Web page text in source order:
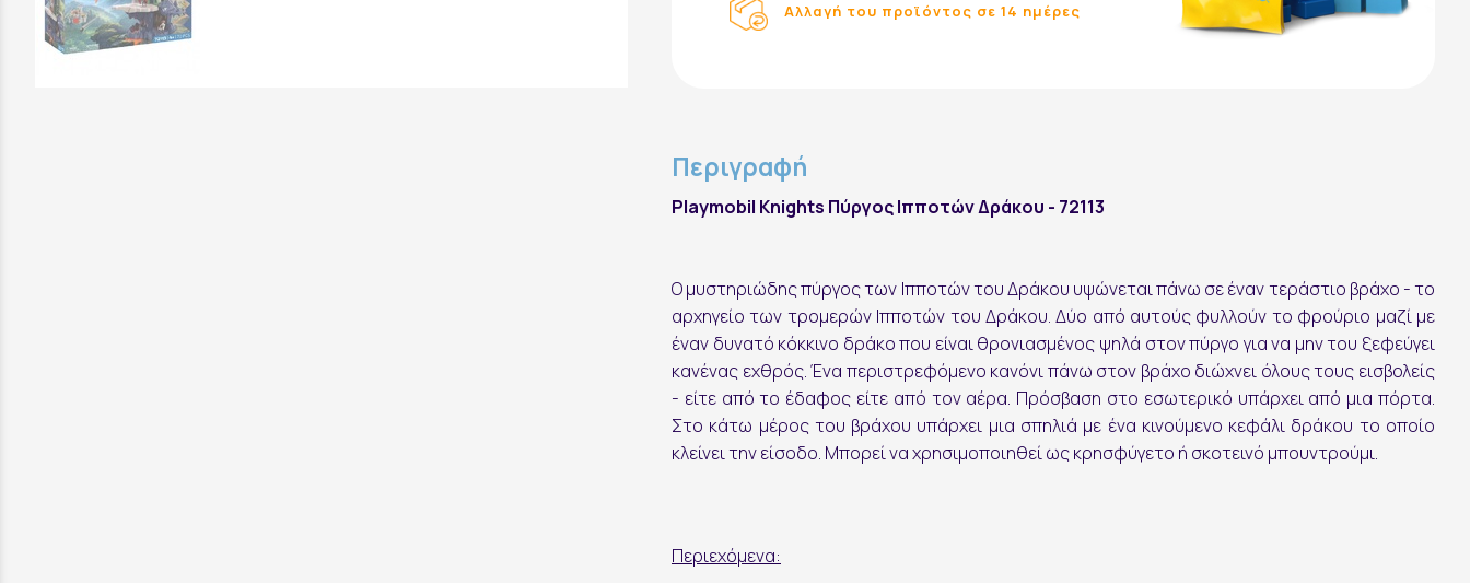
Αλλαγή του προϊόντος σε 14 ημέρες
Περιγραφή
Playmobil Knights Πύργος Ιπποτών Δράκου - 72113
Ο μυστηριώδης πύργος των Ιπποτών του Δράκου υψώνεται πάνω σε έναν τεράστιο βράχο - το
αρχηγείο των τρομερών Ιπποτών του Δράκου. Δύο από αυτούς φυλλούν το φρούριο μαζί με
έναν δυνατό κόκκινο δράκο που είναι θρονιασμένος ψηλά στον πύργο για να μην του ξεφεύγει
κανένας εχθρός. Ένα περιστρεφόμενο κανόνι πάνω στον βράχο διώχνει όλους τους εισβολείς
- είτε από το έδαφος είτε από τον αέρα. Πρόσβαση στο εσωτερικό υπάρχει από μια πόρτα.
Στο κάτω μέρος του βράχου υπάρχει μια σπηλιά με ένα κινούμενο κεφάλι δράκου το οποίο
κλείνει την είσοδο. Μπορεί να χρησιμοποιηθεί ως κρησφύγετο ή σκοτεινό μπουντρούμι.
Περιεχόμενα:
Εγγραφή στο Newsletter
Ακολουθήστε μας: